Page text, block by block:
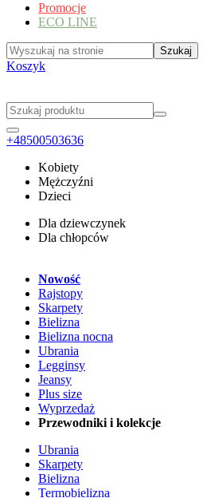
Promocje
ECO LINE
Koszyk
+48500503636
Kobiety
Mężczyźni
Dzieci
Dla dziewczynek
Dla chłopców
Nowość
Rajstopy
Skarpety
Bielizna
Bielizna nocna
Ubrania
Legginsy
Jeansy
Plus size
Wyprzedaż
Przewodniki i kolekcje
Ubrania
Skarpety
Bielizna
Termobielizna